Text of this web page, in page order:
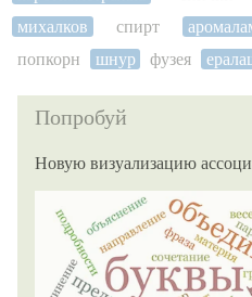
михалков
спирт
попкорн
шнур фузея
Попробуй
Новую визуализацию